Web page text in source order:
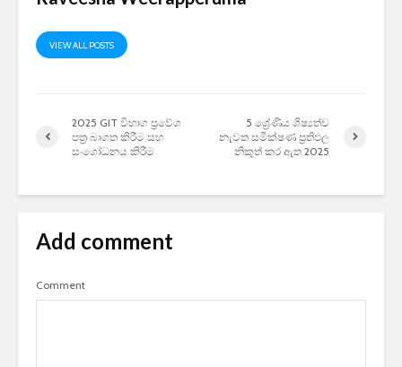
VIEW ALL POSTS
2025 GIT විභාග ප්‍රවේශ
පත්‍ර බාගත කිරීම සහ
සංශෝධනය කිරීම
5 ශ්‍රේණිය ශිෂ්‍යත්ව
නැවත සමීක්ෂණ ප්‍රතිඵල
නිකුත් කර ඇත 2025
Add comment
Comment